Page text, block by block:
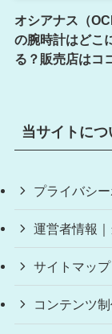
オシアナス（
の腕時計はどこ
る？販売店はコ
当サイトにつ
プライバシ
運営者情報
サイトマップ
コンテンツ